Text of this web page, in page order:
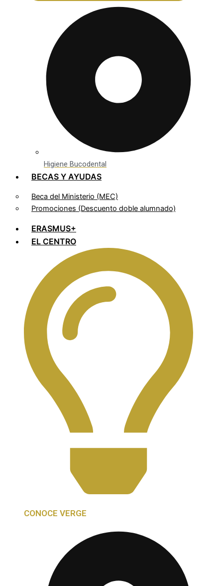
Higiene Bucodental
BECAS Y AYUDAS
Beca del Ministerio (MEC)
Promociones (Descuento doble alumnado)
ERASMUS+
EL CENTRO
CONOCE VERGE